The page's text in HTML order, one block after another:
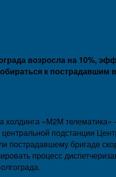
возросла на 10%,
к пострадавшим
холдинга «М2М
подстанции
пострадавшему бригаде
процесс